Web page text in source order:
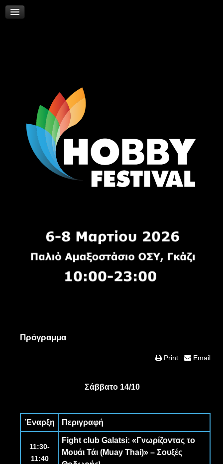
Πρόγραμμα
Print Email
Σάββατο 14/10
Έναρξη Περιγραφή
11:30-
11:40
Fight club Galatsi: «Γνωρίζοντας το
Μουάι Τάι (Muay Thai)» – Σουξές